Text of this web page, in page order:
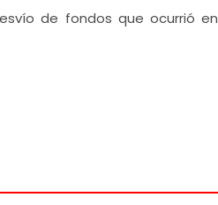
de fondos que ocurrió en